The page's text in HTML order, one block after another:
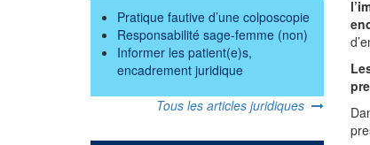
Pratique fautive d’une colposcopie
Responsabilité sage-femme (non)
Informer les patient(e)s,
encadrement juridique
Tous les articles juridiques